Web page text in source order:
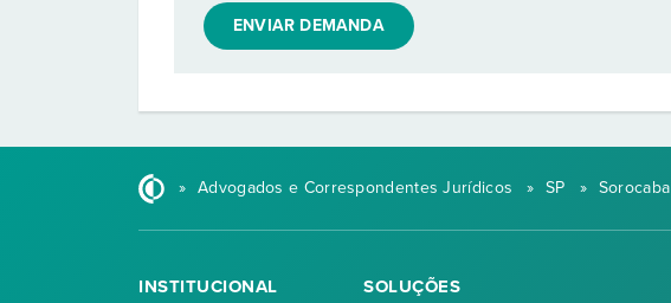
ENVIAR DEMANDA
» Advogados e Correspondentes Jurídicos » SP » Sorocaba
INSTITUCIONAL
SOLUÇÕES